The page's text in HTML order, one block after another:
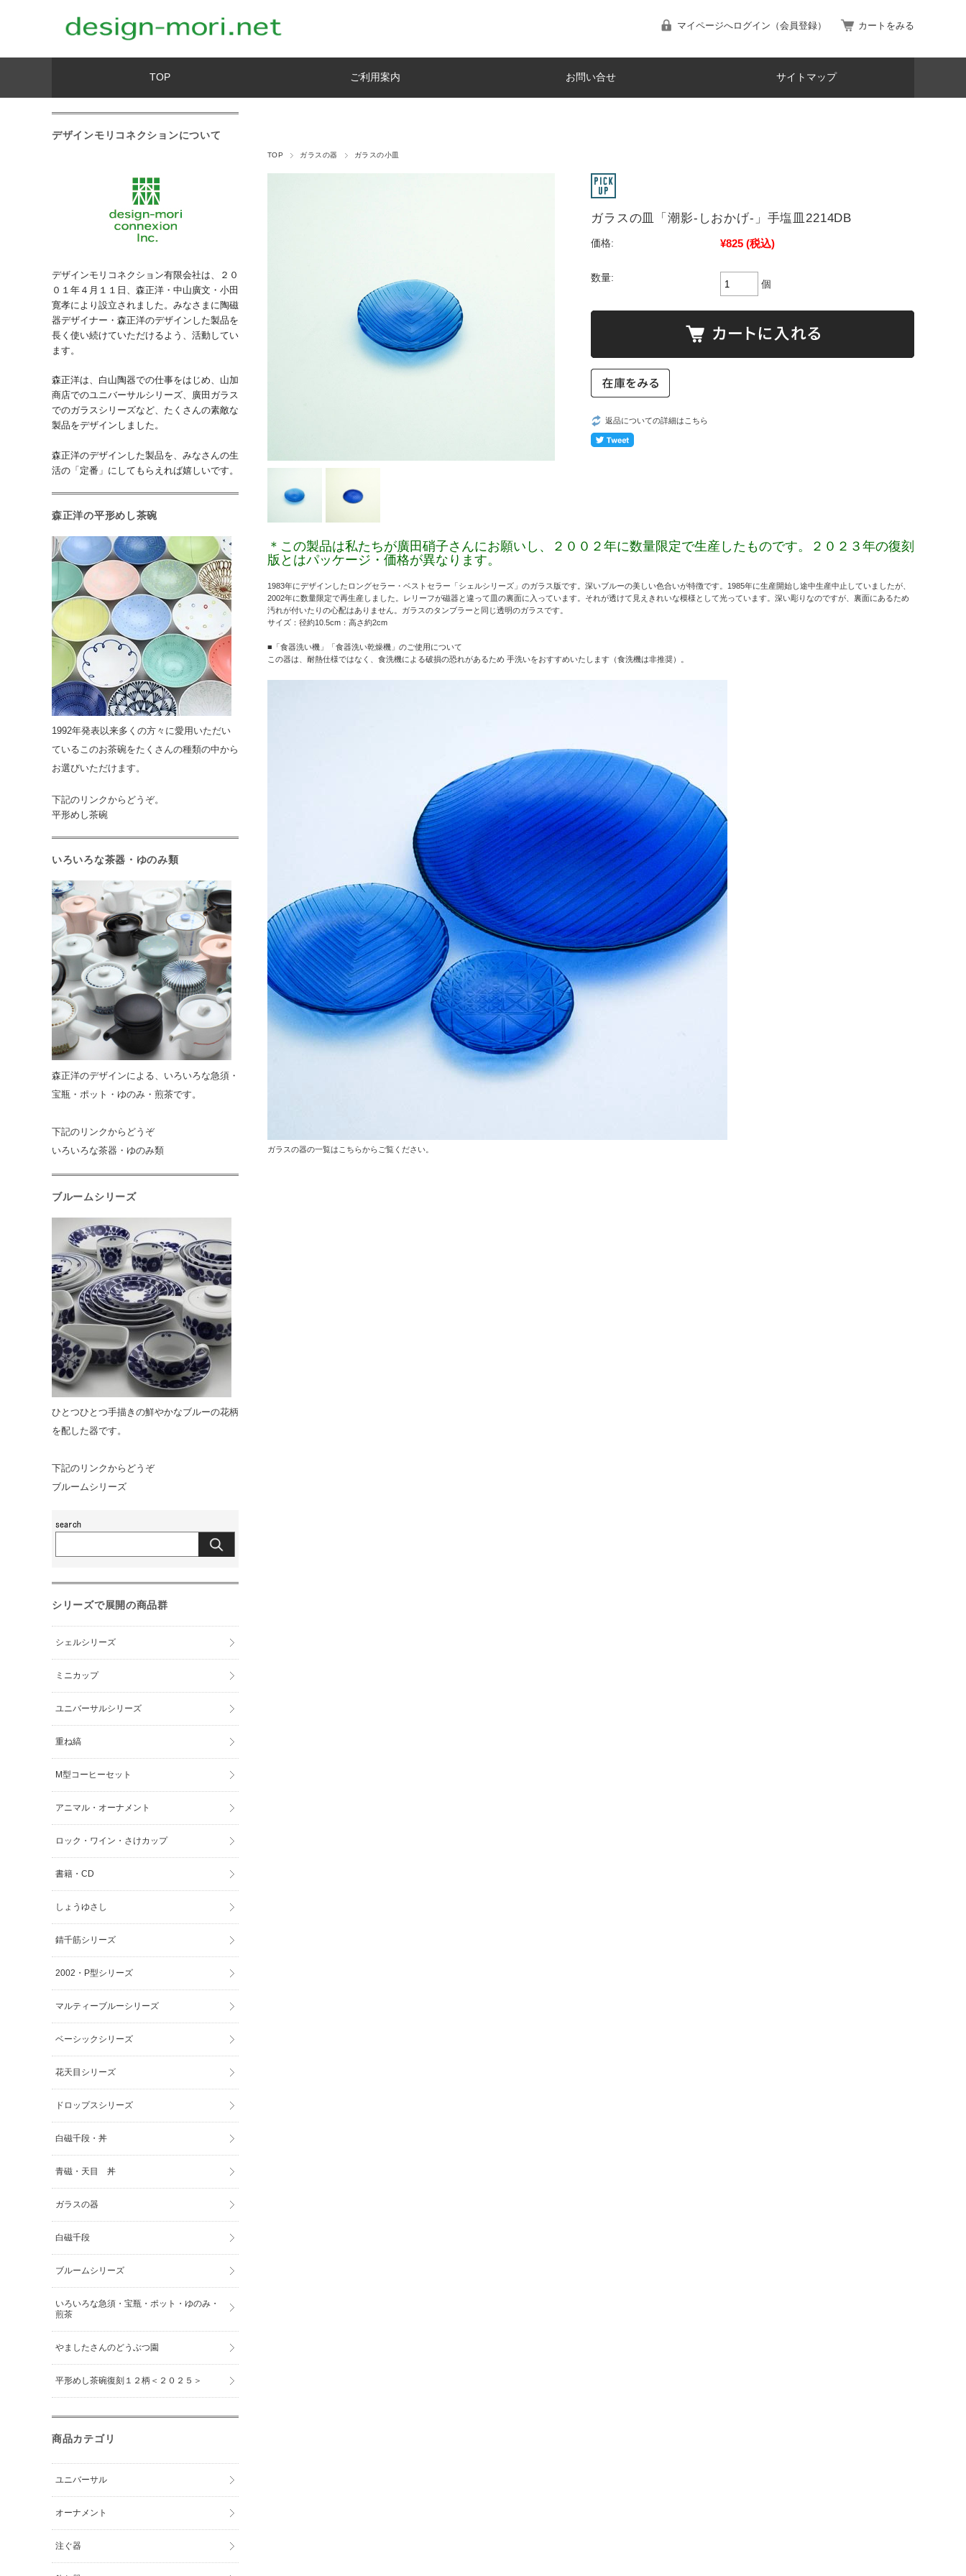
マイページへログイン（会員登録） カートをみる
TOP ご利用案内 お問い合せ サイトマップ
TOP ガラスの器 ガラスの小皿
ガラスの皿「潮影-しおかげ-」手塩皿2214DB
価格: ¥825 (税込)
数量:
個
返品についての詳細はこちら
＊この製品は私たちが廣田硝子さんにお願いし、２００２年に数量限定で生産したものです。２０２３年の復刻
版とはパッケージ・価格が異なります。
1983年にデザインしたロングセラー・ベストセラー「シェルシリーズ」のガラス版です。深いブルーの美しい色合いが特徴です。1985年に生産開始し途中生産中止していましたが、
2002年に数量限定で再生産しました。レリーフが磁器と違って皿の裏面に入っています。それが透けて見えきれいな模様として光っています。深い彫りなのですが、裏面にあるため
汚れが付いたりの心配はありません。ガラスのタンブラーと同じ透明のガラスです。
サイズ：径約10.5cm：高さ約2cm
■「食器洗い機」「食器洗い乾燥機」のご使用について
この器は、耐熱仕様ではなく、食洗機による破損の恐れがあるため 手洗いをおすすめいたします（食洗機は非推奨）。
ガラスの器の一覧はこちらからご覧ください。
デザインモリコネクションについて
デザインモリコネクション有限会社は、２０
０１年４月１１日、森正洋・中山廣文・小田
寛孝により設立されました。みなさまに陶磁
器デザイナー・森正洋のデザインした製品を
長く使い続けていただけるよう、活動してい
ます。
森正洋は、白山陶器での仕事をはじめ、山加
商店でのユニバーサルシリーズ、廣田ガラス
でのガラスシリーズなど、たくさんの素敵な
製品をデザインしました。
森正洋のデザインした製品を、みなさんの生
活の「定番」にしてもらえれば嬉しいです。
森正洋の平形めし茶碗
1992年発表以来多くの方々に愛用いただい
ているこのお茶碗をたくさんの種類の中から
お選びいただけます。
下記のリンクからどうぞ。
平形めし茶碗
いろいろな茶器・ゆのみ類
森正洋のデザインによる、いろいろな急須・
宝瓶・ポット・ゆのみ・煎茶です。
下記のリンクからどうぞ
いろいろな茶器・ゆのみ類
ブルームシリーズ
ひとつひとつ手描きの鮮やかなブルーの花柄
を配した器です。
下記のリンクからどうぞ
ブルームシリーズ
シリーズで展開の商品群
シェルシリーズ
ミニカップ
ユニバーサルシリーズ
重ね縞
M型コーヒーセット
アニマル・オーナメント
ロック・ワイン・さけカップ
書籍・CD
しょうゆさし
錆千筋シリーズ
2002・P型シリーズ
マルティーブルーシリーズ
ベーシックシリーズ
花天目シリーズ
ドロップスシリーズ
白磁千段・丼
青磁・天目 丼
ガラスの器
白磁千段
ブルームシリーズ
いろいろな急須・宝瓶・ポット・ゆのみ・
煎茶
やましたさんのどうぶつ園
平形めし茶碗復刻１２柄＜２０２５＞
商品カテゴリ
ユニバーサル
オーナメント
注ぐ器